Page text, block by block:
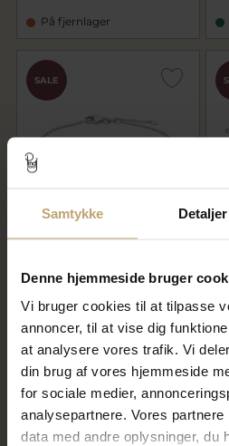
Samtykke Detaljer
Denne hjemmeside bruger
Vi bruger cookies til at tilpasse
annoncer, til at vise dig
at analysere vores trafik. Vi
din brug af vores hjemmeside
for sociale medier,
analysepartnere. Vores
data med andre oplysninger, du
På fjernlager
SALE
kors sølv 16+3cm
350,00 kr
På fjernlager
SALE